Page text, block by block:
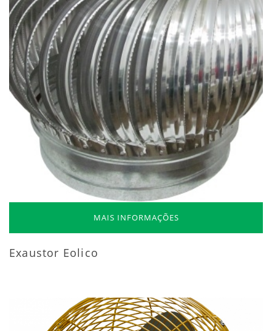
MAIS INFORMAÇÕES
Exaustor Eolico